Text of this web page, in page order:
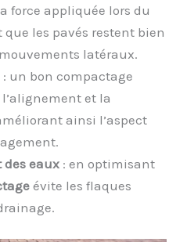
force appliquée lors du
les pavés restent bien
latéraux.
: un bon compactage
et la
ainsi l’aspect
des eaux : en optimisant
évite les flaques